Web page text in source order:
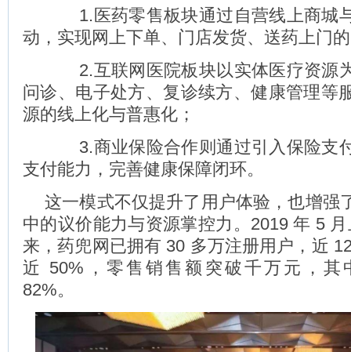
1.医药零售板块通过自营线上商城
动，实现网上下单、门店发货、送药上门
2.互联网医院板块以实体医疗资源
问诊、电子处方、复诊续方、健康管理等
源的线上化与普惠化；
3.商业保险合作则通过引入保险支
支付能力，完善健康保障闭环。
这一模式不仅提升了用户体验，也增强
中的议价能力与资源掌控力。2019 年 5
来，药兜网已拥有 30 多万注册用户，近
近 50%，零售销售额突破千万元，其
82%。